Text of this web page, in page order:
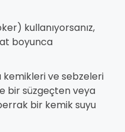
kullanıyorsanız,
boyunca
kemikleri ve sebzeleri
bir süzgeçten veya
bir kemik suyu